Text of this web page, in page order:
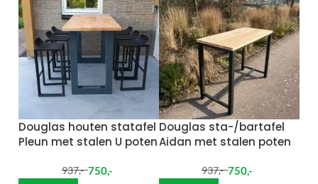
Douglas houten statafel
Pleun met stalen U poten
937,- 750,-
Douglas sta-/bartafel
Aidan met stalen poten
937,- 750,-